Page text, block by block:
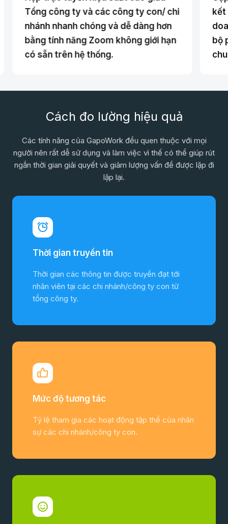
Tổng công ty và các công ty con/ chi
nhánh nhanh chóng và dễ dàng hơn
bằng tính năng Zoom không giới hạn
có sẵn trên hệ thống.
kết
bộ
Cách đo lường hiệu quả
Các tính năng của GapoWork đều quen thuộc với mọi
người nên rất dễ sử dụng và làm việc vì thế có thể giúp rút
ngắn thời gian giải quyết và giảm lượng vấn đề được lặp đi
lặp lại.
Thời gian truyền tin
Thời gian các thông tin được truyền đạt tới
nhân viên tại các chi nhánh/công ty con từ
tổng công ty.
Mức độ tương tác
Tỷ lệ tham gia các hoạt động tập thể của nhân
sự các chi nhánh/công ty con.